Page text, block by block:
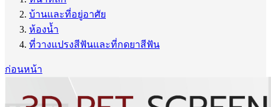
บ้านและที่อยู่อาศัย
ห้องน้ำ
ที่วางแปรงสีฟันและที่กดยาสีฟัน
ก่อนหน้า